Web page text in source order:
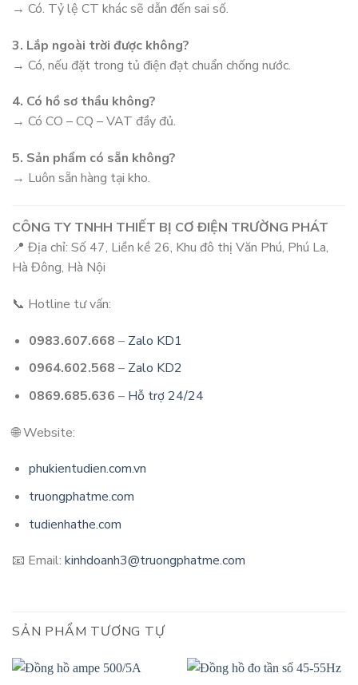
→ Có. Tỷ lệ CT khác sẽ dẫn đến sai số.
3. Lắp ngoài trời được không?
→ Có, nếu đặt trong tủ điện đạt chuẩn chống nước.
4. Có hồ sơ thầu không?
→ Có CO – CQ – VAT đầy đủ.
5. Sản phẩm có sẵn không?
→ Luôn sẵn hàng tại kho.
CÔNG TY TNHH THIẾT BỊ CƠ ĐIỆN TRƯỜNG PHÁT
📍 Địa chỉ: Số 47, Liền kề 26, Khu đô thị Văn Phú, Phú La,
Hà Đông, Hà Nội
📞 Hotline tư vấn:
0983.607.668 – Zalo KD1
0964.602.568 – Zalo KD2
0869.685.636 – Hỗ trợ 24/24
🌐 Website:
phukientudien.com.vn
truongphatme.com
tudienhathe.com
📧 Email: kinhdoanh3@truongphatme.com
SẢN PHẨM TƯƠNG TỰ